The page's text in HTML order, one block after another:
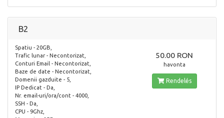
B2
Spatiu - 20GB,
Trafic lunar - Necontorizat,
Conturi Email - Necontorizat,
Baze de date - Necontorizat,
Domenii gazduite - 5,
IP Dedicat - Da,
Nr. email-uri/ora/cont - 4000,
SSH - Da,
CPU - 9Ghz,
50.00 RON
havonta
Rendelés